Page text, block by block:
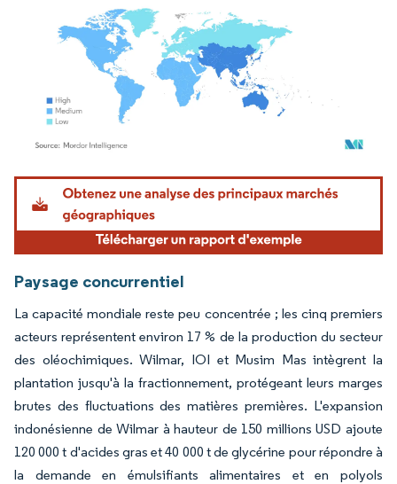
Image © Mordor Intelligence. La réutilisation nécessite une attribution sous CC BY
Paysage concurrentiel
La capacité mondiale reste peu concentrée ; les cinq premiers
acteurs représentent environ 17 % de la production du secteur
des oléochimiques. Wilmar, IOI et Musim Mas intègrent la
plantation jusqu'à la fractionnement, protégeant leurs marges
brutes des fluctuations des matières premières. L'expansion
indonésienne de Wilmar à hauteur de 150 millions USD ajoute
120 000 t d'acides gras et 40 000 t de glycérine pour répondre à
la demande en émulsifiants alimentaires et en polyols